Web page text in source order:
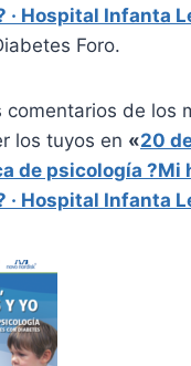
· Hospital Infanta
Foro.
comentarios de los
los tuyos en «20
de psicología ?Mi
· Hospital Infanta